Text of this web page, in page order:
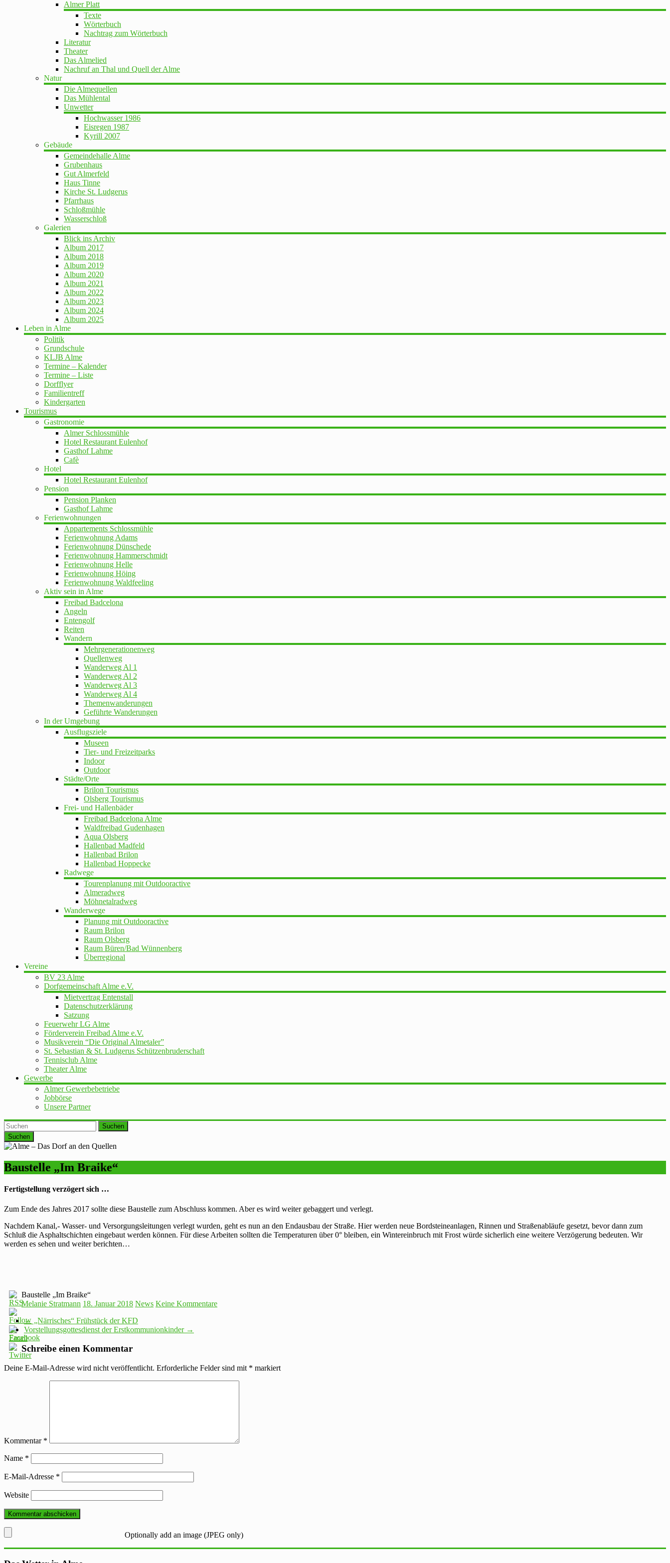
Almer Platt
Texte
Wörterbuch
Nachtrag zum Wörterbuch
Literatur
Theater
Das Almelied
Nachruf an Thal und Quell der Alme
Natur
Die Almequellen
Das Mühlental
Unwetter
Hochwasser 1986
Eisregen 1987
Kyrill 2007
Gebäude
Gemeindehalle Alme
Grubenhaus
Gut Almerfeld
Haus Tinne
Kirche St. Ludgerus
Pfarrhaus
Schloßmühle
Wasserschloß
Galerien
Blick ins Archiv
Album 2017
Album 2018
Album 2019
Album 2020
Album 2021
Album 2022
Album 2023
Album 2024
Album 2025
Leben in Alme
Politik
Grundschule
KLJB Alme
Termine – Kalender
Termine – Liste
Dorfflyer
Familientreff
Kindergarten
Tourismus
Gastronomie
Almer Schlossmühle
Hotel Restaurant Eulenhof
Gasthof Lahme
Cafè
Hotel
Hotel Restaurant Eulenhof
Pension
Pension Planken
Gasthof Lahme
Ferienwohnungen
Appartements Schlossmühle
Ferienwohnung Adams
Ferienwohnung Dünschede
Ferienwohnung Hammerschmidt
Ferienwohnung Helle
Ferienwohnung Höing
Ferienwohnung Waldfeeling
Aktiv sein in Alme
Freibad Badcelona
Angeln
Entengolf
Reiten
Wandern
Mehrgenerationenweg
Quellenweg
Wanderweg Al 1
Wanderweg Al 2
Wanderweg Al 3
Wanderweg Al 4
Themenwanderungen
Geführte Wanderungen
In der Umgebung
Ausflugsziele
Museen
Tier- und Freizeitparks
Indoor
Outdoor
Städte/Orte
Brilon Tourismus
Olsberg Tourismus
Frei- und Hallenbäder
Freibad Badcelona Alme
Waldfreibad Gudenhagen
Aqua Olsberg
Hallenbad Madfeld
Hallenbad Brilon
Hallenbad Hoppecke
Radwege
Tourenplanung mit Outdooractive
Almeradweg
Möhnetalradweg
Wanderwege
Planung mit Outdooractive
Raum Brilon
Raum Olsberg
Raum Büren/Bad Wünnenberg
Überregional
Vereine
BV 23 Alme
Dorfgemeinschaft Alme e.V.
Mietvertrag Entenstall
Datenschutzerklärung
Satzung
Feuerwehr LG Alme
Förderverein Freibad Alme e.V.
Musikverein “Die Original Almetaler”
St. Sebastian & St. Ludgerus Schützenbruderschaft
Tennisclub Alme
Theater Alme
Gewerbe
Almer Gewerbebetriebe
Jobbörse
Unsere Partner
Suchen
Baustelle „Im Braike“
Fertigstellung verzögert sich …
Zum Ende des Jahres 2017 sollte diese Baustelle zum Abschluss kommen. Aber es wird weiter gebaggert und verlegt.
Nachdem Kanal,- Wasser- und Versorgungsleitungen verlegt wurden, geht es nun an den Endausbau der Straße. Hier werden neue Bordsteineanlagen, Rinnen und Straßenabläufe gesetzt, bevor dann zum
Schluß die Asphaltschichten eingebaut werden können. Für diese Arbeiten sollten die Temperaturen über 0° bleiben, ein Wintereinbruch mit Frost würde sicherlich eine weitere Verzögerung bedeuten. Wir
werden es sehen und weiter berichten…
Baustelle „Im Braike“
Melanie Stratmann 18. Januar 2018 News Keine Kommentare
← „Närrisches“ Frühstück der KFD
Vorstellungsgottesdienst der Erstkommunionkinder →
Schreibe einen Kommentar
Deine E-Mail-Adresse wird nicht veröffentlicht. Erforderliche Felder sind mit * markiert
Kommentar *
Name *
E-Mail-Adresse *
Website
Optionally add an image (JPEG only)